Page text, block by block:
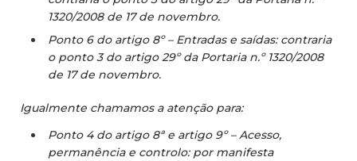
1320/2008 de 17 de novembro.
Ponto 6 do artigo 8º – Entradas e saídas: contraria
o ponto 3 do artigo 29º da Portaria n.º 1320/2008
de 17 de novembro.
Igualmente chamamos a atenção para:
Ponto 4 do artigo 8ª e artigo 9º – Acesso,
permanência e controlo: por manifesta